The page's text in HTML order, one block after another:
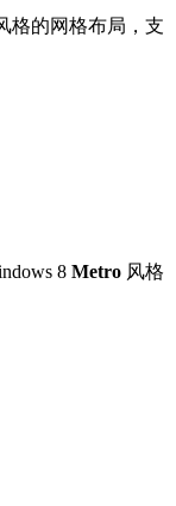
格的网格布局，支
8 Metro 风格